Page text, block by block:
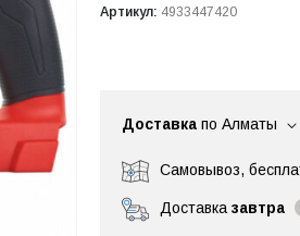
Артикул: 4933447420
Доставка по Алматы
Самовывоз,
Доставка завтра